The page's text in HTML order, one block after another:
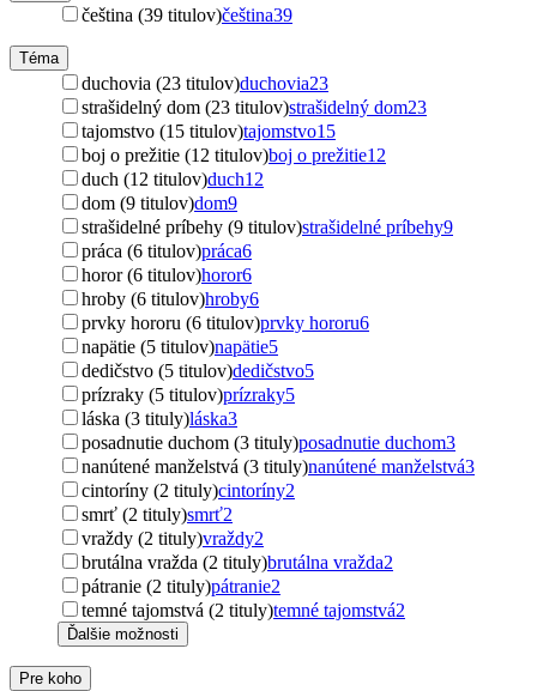
čeština (39 titulov)čeština39
Téma
duchovia (23 titulov)duchovia23
strašidelný dom (23 titulov)strašidelný dom23
tajomstvo (15 titulov)tajomstvo15
boj o prežitie (12 titulov)boj o prežitie12
duch (12 titulov)duch12
dom (9 titulov)dom9
strašidelné príbehy (9 titulov)strašidelné príbehy9
práca (6 titulov)práca6
horor (6 titulov)horor6
hroby (6 titulov)hroby6
prvky hororu (6 titulov)prvky hororu6
napätie (5 titulov)napätie5
dedičstvo (5 titulov)dedičstvo5
prízraky (5 titulov)prízraky5
láska (3 tituly)láska3
posadnutie duchom (3 tituly)posadnutie duchom3
nanútené manželstvá (3 tituly)nanútené manželstvá3
cintoríny (2 tituly)cintoríny2
smrť (2 tituly)smrť2
vraždy (2 tituly)vraždy2
brutálna vražda (2 tituly)brutálna vražda2
pátranie (2 tituly)pátranie2
temné tajomstvá (2 tituly)temné tajomstvá2
Ďalšie možnosti
Pre koho